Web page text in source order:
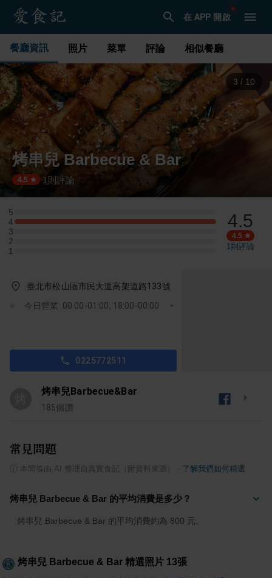
在 APP 開啟
餐廳資訊 照片 菜單 評論 相似餐廳
4 / 10
烤串兒 Barbecue & Bar
4.5 ·1 則評論
5
5 星：0 則評論
4
4 星：1 則評論
3
3 星：0 則評論
2
2 星：0 則評論
1
1 星：0 則評論
4.5
4.5
1則評論
臺北市松山區市民大道高架道路133號
今日營業: 00:00-01:00, 18:00-00:00
0225772511
烤串兒Barbecue&Bar
185個讚
常見問題
本問答由 AI 整理自真實食記（附資料來源） 了解我們如何精選
烤串兒 Barbecue & Bar 的平均消費是多少？
烤串兒 Barbecue & Bar 的平均消費約為 800 元。
烤串兒 Barbecue & Bar 精選照片 13張